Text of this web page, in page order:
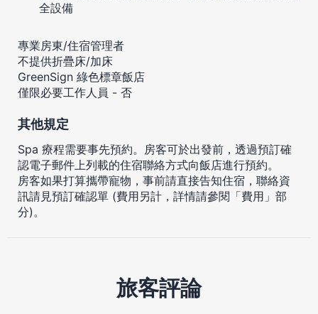
全設備
專業房東/住宿管理者
不提供折疊床/加床
GreenSign 綠色標章飯店
僅限必要工作人員 - 否
其他規定
Spa 療程需要事先預約。房客可於出發前，透過預訂確
認電子郵件上列載的住宿聯絡方式向飯店進行預約。
房客如果打算攜帶寵物，事前請直接告知住宿，聯絡資
訊請見預訂確認單 (費用另計，詳情請參閱「費用」部
分)。
旅客評論